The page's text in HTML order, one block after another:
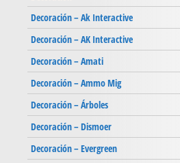
Decoración – Ak Interactive
Decoración – AK Interactive
Decoración – Amati
Decoración – Ammo Mig
Decoración – Árboles
Decoración – Dismoer
Decoración – Evergreen